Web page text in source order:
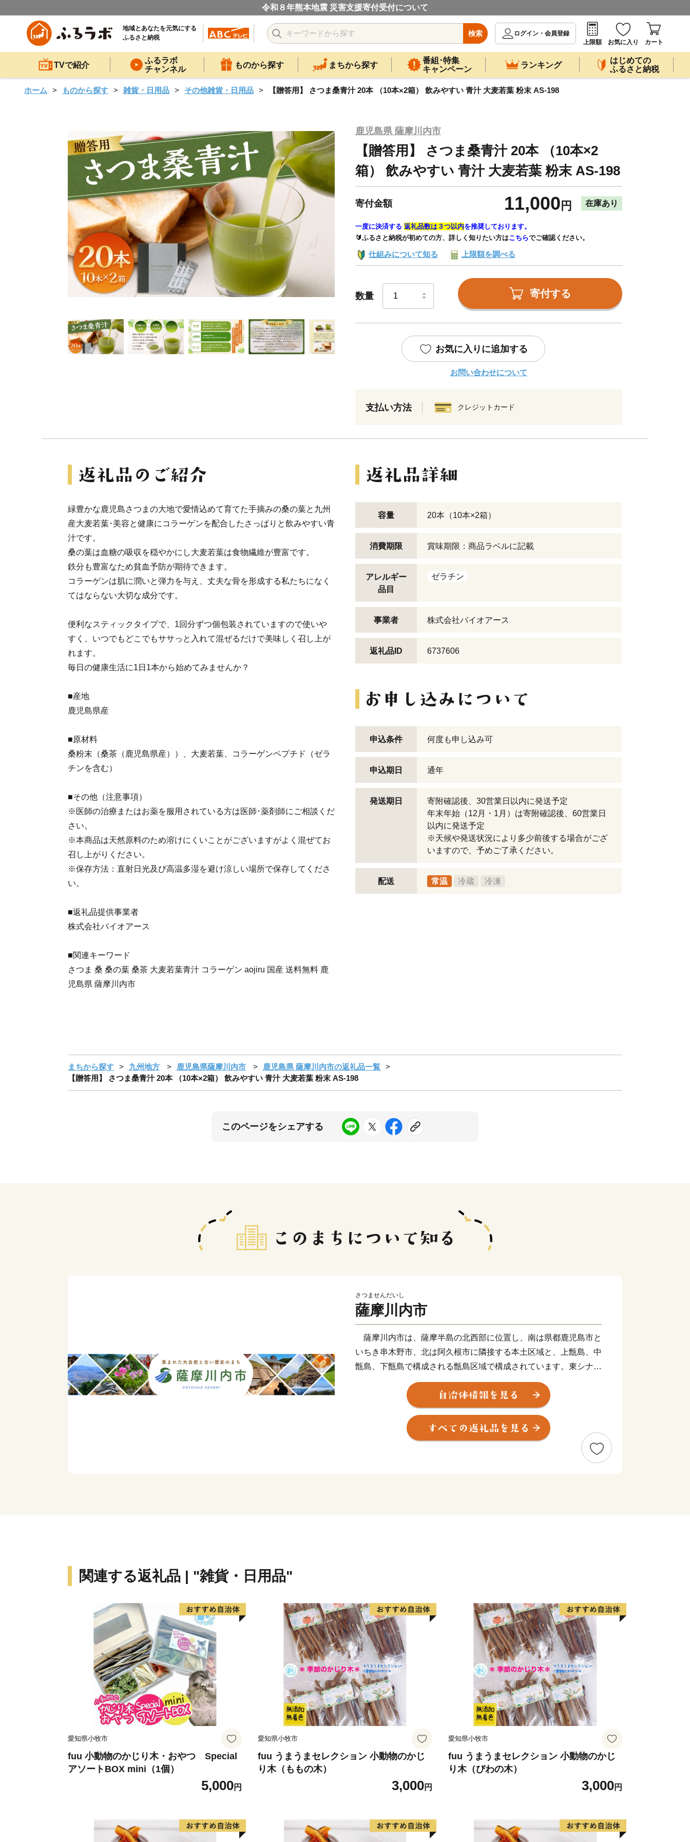
令和８年熊本地震 災害支援寄付受付について
地域とあなたを元気にする
ふるさと納税
検索
ログイン・会員登録
上限額
お気に入り カート
TVで紹介
ふるラボ
チャンネル
ものから探す まちから探す
番組･特集
キャンペーン
ランキング
はじめての
ふるさと納税
ホーム ものから探す 雑貨・日用品 その他雑貨・日用品 【贈答用】 さつま桑青汁 20本 （10本×2箱） 飲みやすい 青汁 大麦若葉 粉末 AS-198
鹿児島県 薩摩川内市
【贈答用】 さつま桑青汁 20本 （10本×2
箱） 飲みやすい 青汁 大麦若葉 粉末 AS-198
寄付金額 11,000 円 在庫あり
一度に決済する 返礼品数は３つ以内を推奨しております。
🔰ふるさと納税が初めての方、詳しく知りたい方はこちらでご確認ください。
仕組みについて知る 上限額を調べる
数量 寄付する
お気に入りに追加する
お問い合わせについて
支払い方法 クレジットカード
緑豊かな鹿児島さつまの大地で愛情込めて育てた手摘みの桑の葉と九州
産大麦若葉･美容と健康にコラーゲンを配合したさっぱりと飲みやすい青
汁です。
桑の葉は血糖の吸収を穏やかにし大麦若葉は食物繊維が豊富です。
鉄分も豊富なため貧血予防が期待できます。
コラーゲンは肌に潤いと弾力を与え、丈夫な骨を形成する私たちになく
てはならない大切な成分です。
便利なスティックタイプで、1回分ずつ個包装されていますので使いや
すく、いつでもどこでもササっと入れて混ぜるだけで美味しく召し上が
れます。
毎日の健康生活に1日1本から始めてみませんか？
■産地
鹿児島県産
■原材料
桑粉末（桑茶（鹿児島県産））、大麦若葉、コラーゲンペプチド（ゼラ
チンを含む）
■その他（注意事項）
※医師の治療またはお薬を服用されている方は医師･薬剤師にご相談くだ
さい。
※本商品は天然原料のため溶けにくいことがございますがよく混ぜてお
召し上がりください。
※保存方法：直射日光及び高温多湿を避け涼しい場所で保存してくださ
い。
■返礼品提供事業者
株式会社バイオアース
■関連キーワード
さつま 桑 桑の葉 桑茶 大麦若葉青汁 コラーゲン aojiru 国産 送料無料 鹿
児島県 薩摩川内市
容量 20本（10本×2箱）
消費期限 賞味期限：商品ラベルに記載
アレルギー
品目
ゼラチン
事業者 株式会社バイオアース
返礼品ID 6737606
申込条件 何度も申し込み可
申込期日 通年
発送期日
寄附確認後、30営業日以内に発送予定
年末年始（12月・1月）は寄附確認後、60営業日
以内に発送予定
※天候や発送状況により多少前後する場合がござ
いますので、予めご了承ください。
配送 常温 冷蔵 冷凍
まちから探す 九州地方 鹿児島県薩摩川内市
鹿児島県 薩摩川内市の返礼品一覧
【贈答用】 さつま桑青汁 20本 （10本×2箱） 飲みやすい 青汁 大麦若葉 粉末 AS-198
このページをシェアする
さつませんだいし
薩摩川内市
薩摩川内市は、薩摩半島の北西部に位置し、南は県都鹿児島市と
いちき串木野市、北は阿久根市に隣接する本土区域と、上甑島、中
甑島、下甑島で構成される甑島区域で構成されています。東シナ海
に面した変化に富む白砂青松の海岸線、市街部を悠々と流れる一級
河川「川内川」、藺牟田池をはじめとするみどり豊かな山々や湖、
地形の変化の美しい甑島、各地の温泉など、多種多様な自然環境を
有しています。当市が有するこれらの多彩で美しい自然環境は、川
内川流域県立自然公園、藺牟田池県立自然公園、甑島県立自然公園
関連する返礼品 | "雑貨・日用品"
愛知県小牧市
fuu 小動物のかじり木・おやつ Special
アソートBOX mini（1個）
5,000円
愛知県小牧市
fuu うまうまセレクション 小動物のかじ
り木（ももの木）
3,000円
愛知県小牧市
fuu うまうまセレクション 小動物のかじ
り木（びわの木）
3,000円